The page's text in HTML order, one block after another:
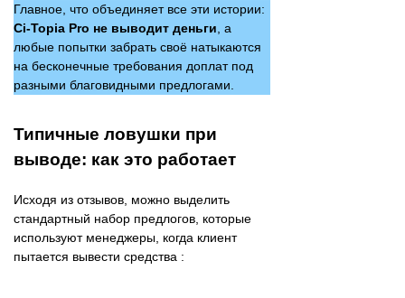
Главное, что объединяет все эти истории:
Ci-Topia Pro не выводит деньги , а
любые попытки забрать своё натыкаются
на бесконечные требования доплат под
разными благовидными предлогами.
Типичные ловушки при
выводе: как это работает
Исходя из отзывов, можно выделить
стандартный набор предлогов, которые
используют менеджеры, когда клиент
пытается вывести средства :